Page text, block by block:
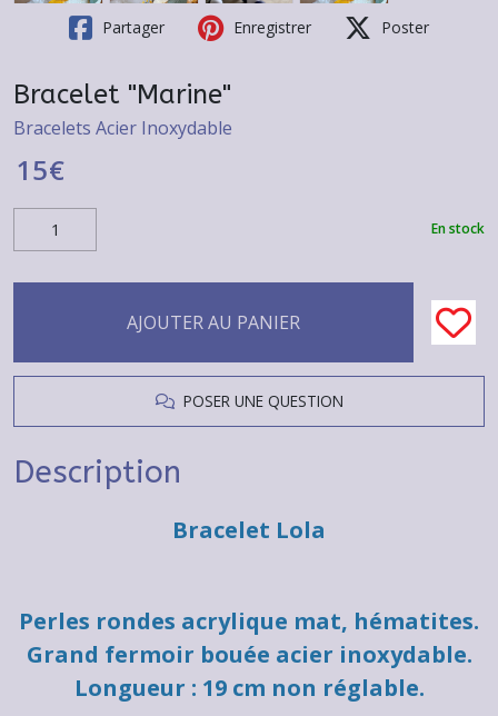
Partager Enregistrer Poster
Bracelet "Marine"
Bracelets Acier Inoxydable
15€
En stock
AJOUTER AU PANIER
POSER UNE QUESTION
Description
Bracelet Lola
Perles rondes acrylique mat, hématites.
Grand fermoir bouée acier inoxydable.
Longueur : 19 cm non réglable.